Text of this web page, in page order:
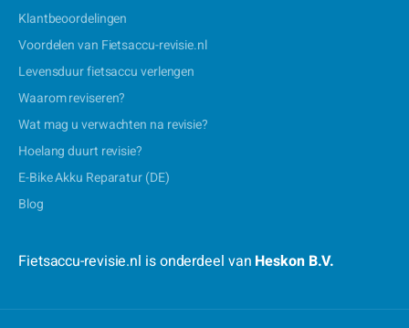
Klantbeoordelingen
Voordelen van Fietsaccu-revisie.nl
Levensduur fietsaccu verlengen
Waarom reviseren?
Wat mag u verwachten na revisie?
Hoelang duurt revisie?
E-Bike Akku Reparatur (DE)
Blog
Fietsaccu-revisie.nl is onderdeel van Heskon B.V.